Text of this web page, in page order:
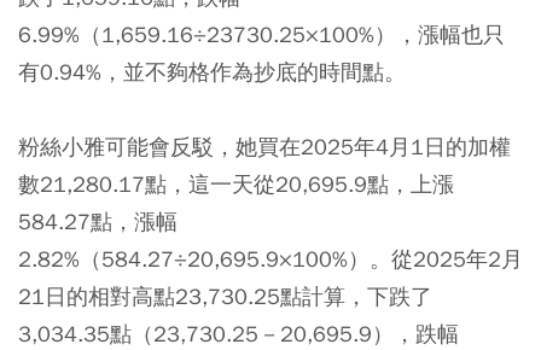
6.99%（1,659.16÷23730.25×100%），漲幅也只
有0.94%，並不夠格作為抄底的時間點。
粉絲小雅可能會反駁，她買在2025年4月1日的加權
數21,280.17點，這一天從20,695.9點，上漲
584.27點，漲幅
2.82%（584.27÷20,695.9×100%）。從2025年2月
21日的相對高點23,730.25點計算，下跌了
3,034.35點（23,730.25－20,695.9），跌幅